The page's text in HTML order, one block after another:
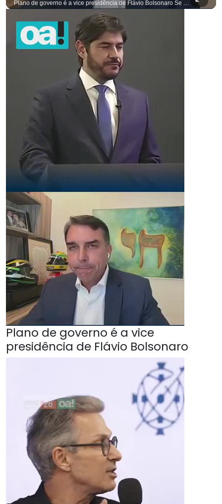
Plano de governo é a vice presidência de Flávio Bolsonaro Se você busca informação com credibilidade, inscreva-se agora e ative o
Plano de governo é a vice
presidência de Flávio Bolsonaro